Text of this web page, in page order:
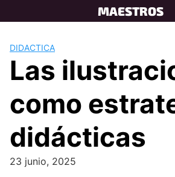
to
MAESTROS
DIDACTICA
Las
como
didácticas
23 junio, 2025